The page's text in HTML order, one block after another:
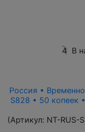
4 В
Россия •
S828 • 50 копеек
(Артикул: NT-RUS-